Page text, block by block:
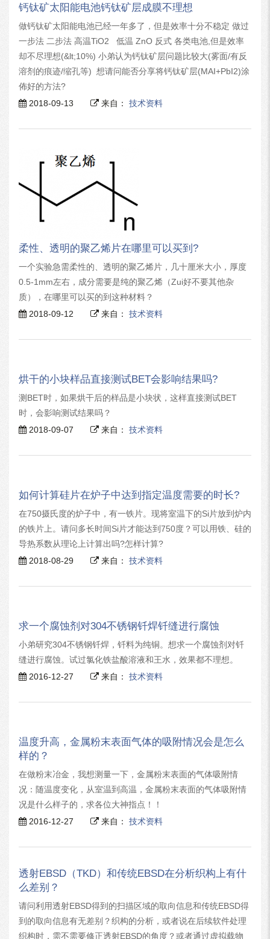
钙钛矿太阳能电池钙钛矿层成膜不理想
做钙钛矿太阳能电池已经一年多了，但是效率十分不稳定 做过
一步法 二步法 高温TiO2 低温 ZnO 反式 各类电池,但是效率
却不尽理想(&lt;10%) 小弟认为钙钛矿层问题比较大(雾面/有反
溶剂的痕迹/缩孔等) 想请问能否分享将钙钛矿层(MAI+PbI2)涂
佈好的方法?
2018-09-13
来自： 技术资料
柔性、透明的聚乙烯片在哪里可以买到?
一个实验急需柔性的、透明的聚乙烯片，几十厘米大小，厚度
0.5-1mm左右，成分需要是纯的聚乙烯（Zui好不要其他杂
质），在哪里可以买的到这种材料？
2018-09-12
来自： 技术资料
烘干的小块样品直接测试BET会影响结果吗?
测BET时，如果烘干后的样品是小块状，这样直接测试BET
时，会影响测试结果吗？
2018-09-07
来自： 技术资料
如何计算硅片在炉子中达到指定温度需要的时长?
在750摄氏度的炉子中，有一铁片。现将室温下的Si片放到炉内
的铁片上。请问多长时间Si片才能达到750度？可以用铁、硅的
导热系数从理论上计算出吗?怎样计算?
2018-08-29
来自： 技术资料
求一个腐蚀剂对304不锈钢钎焊钎缝进行腐蚀
小弟研究304不锈钢钎焊，钎料为纯铜。想求一个腐蚀剂对钎
缝进行腐蚀。试过氯化铁盐酸溶液和王水，效果都不理想。
2016-12-27
来自： 技术资料
温度升高，金属粉末表面气体的吸附情况会是怎么
样的？
在做粉末冶金，我想测量一下，金属粉末表面的气体吸附情
况：随温度变化，从室温到高温，金属粉末表面的气体吸附情
况是什么样子的，求各位大神指点！！
2016-12-27
来自： 技术资料
透射EBSD（TKD）和传统EBSD在分析织构上有什
么差别？
请问利用透射EBSD得到的扫描区域的取向信息和传统EBSD得
到的取向信息有无差别？织构的分析，或者说在后续软件处理
织构时，需不需要修正透射EBSD的角度？或者通过虚拟载物